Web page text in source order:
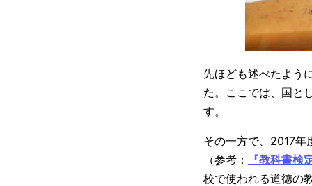
先ほども述べたよう
た。ここでは、国と
す。
その一方で、2017年
（参考：
『教科書
校で使われる道徳の